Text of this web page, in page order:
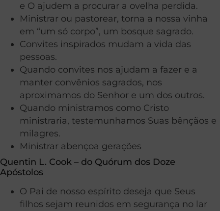
e O ajudem a procurar a ovelha perdida.
Ministrar ou pastorear, torna a nossa vinha
em “um só corpo”, um bosque sagrado.
Convites inspirados mudam a vida das
pessoas.
Quando convites nos ajudam a fazer e a
manter convênios sagrados, nos
aproximamos do Senhor e um dos outros.
Quando ministramos como Cristo
ministraria, testemunhamos Suas bênçãos e
milagres.
Ministrar abençoa gerações
Quentin L. Cook – do Quórum dos Doze
Apóstolos
O Pai de nosso espírito deseja que Seus
filhos sejam reunidos em segurança no lar